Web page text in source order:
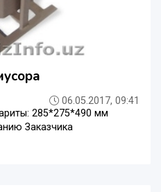
06.05.2017, 09:41
285*275*490 мм
Заказчика